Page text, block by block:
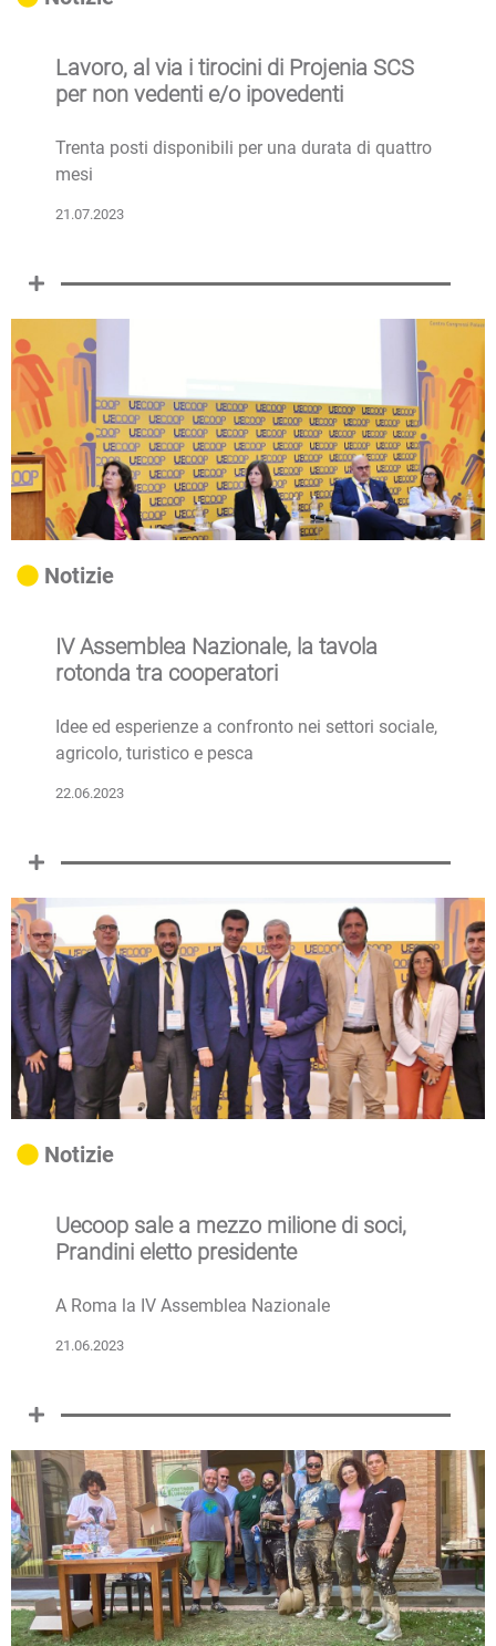
Lavoro, al via i tirocini di Projenia SCS
per non vedenti e/o ipovedenti
Trenta posti disponibili per una durata di quattro
mesi
21.07.2023
Notizie
IV Assemblea Nazionale, la tavola
rotonda tra cooperatori
Idee ed esperienze a confronto nei settori sociale,
agricolo, turistico e pesca
22.06.2023
Notizie
Uecoop sale a mezzo milione di soci,
Prandini eletto presidente
A Roma la IV Assemblea Nazionale
21.06.2023